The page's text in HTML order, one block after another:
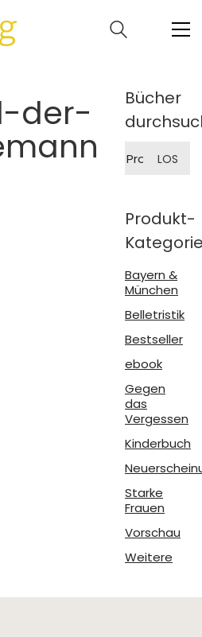
der-
Bücher
nach:
LOS
Produkt-
Bayern &
München
Belletristik
Bestseller
ebook
Gegen
das
Vergessen
Kinderbuch
Starke
Frauen
Vorschau
Weitere